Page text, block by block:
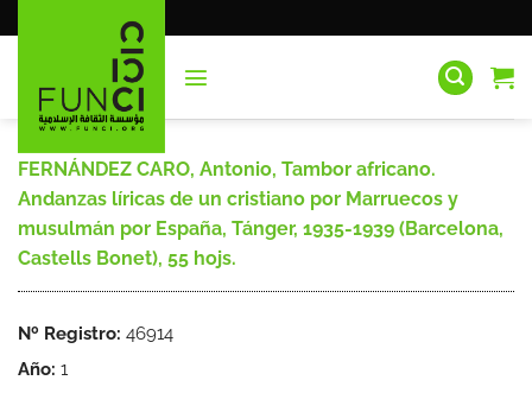
al
FERNÁNDEZ CARO, Antonio, Tambor africano.
Andanzas líricas de un cristiano por Marruecos y
musulmán por España, Tánger, 1935-1939 (Barcelona,
Castells Bonet), 55 hojs.
Nº Registro: 46914
Año: 1